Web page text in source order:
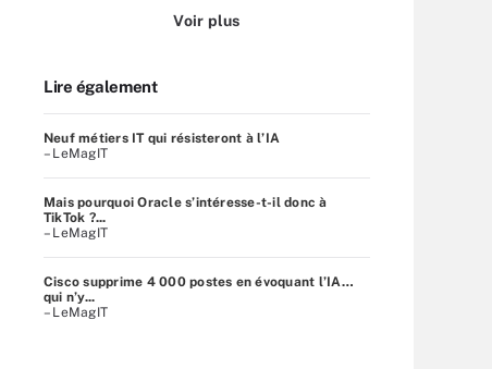
Voir plus
Lire également
Neuf métiers IT qui résisteront à l’IA
– LeMagIT
Mais pourquoi Oracle s’intéresse-t-il donc à
TikTok ?...
– LeMagIT
Cisco supprime 4 000 postes en évoquant l’IA…
qui n’y...
– LeMagIT